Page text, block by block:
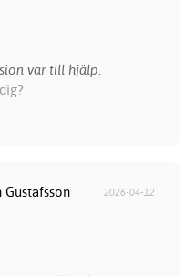
var till hjälp.
2026-04-12